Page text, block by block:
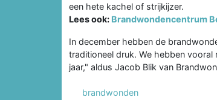
een hete kachel of strijkijzer.
Lees ook: Brandwondencentrum
In december hebben de
traditioneel druk. We hebben
jaar," aldus Jacob Blik van
brandwonden